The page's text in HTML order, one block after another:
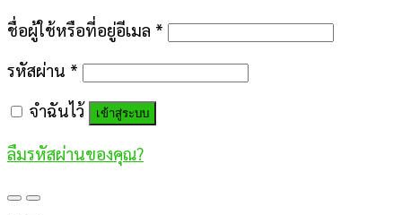
ชื่อผู้ใช้หรือที่อยู่อีเมล *
รหัสผ่าน *
จำฉันไว้
เข้าสู่ระบบ
ลืมรหัสผ่านของคุณ?